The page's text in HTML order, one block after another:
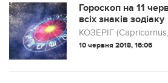
Гороскоп на 11
всіх знаків зодіаку
КОЗЕРІГ
10 червня 2018, 16:06